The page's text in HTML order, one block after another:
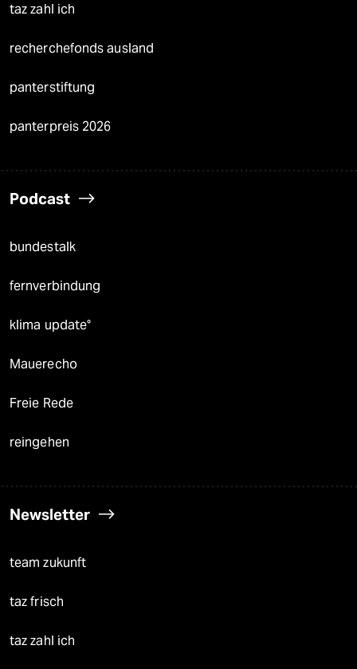
taz zahl ich
recherchefonds ausland
panterstiftung
panterpreis 2026
Podcast
bundestalk
fernverbindung
klima update°
Mauerecho
Freie Rede
reingehen
Newsletter
team zukunft
taz frisch
taz zahl ich